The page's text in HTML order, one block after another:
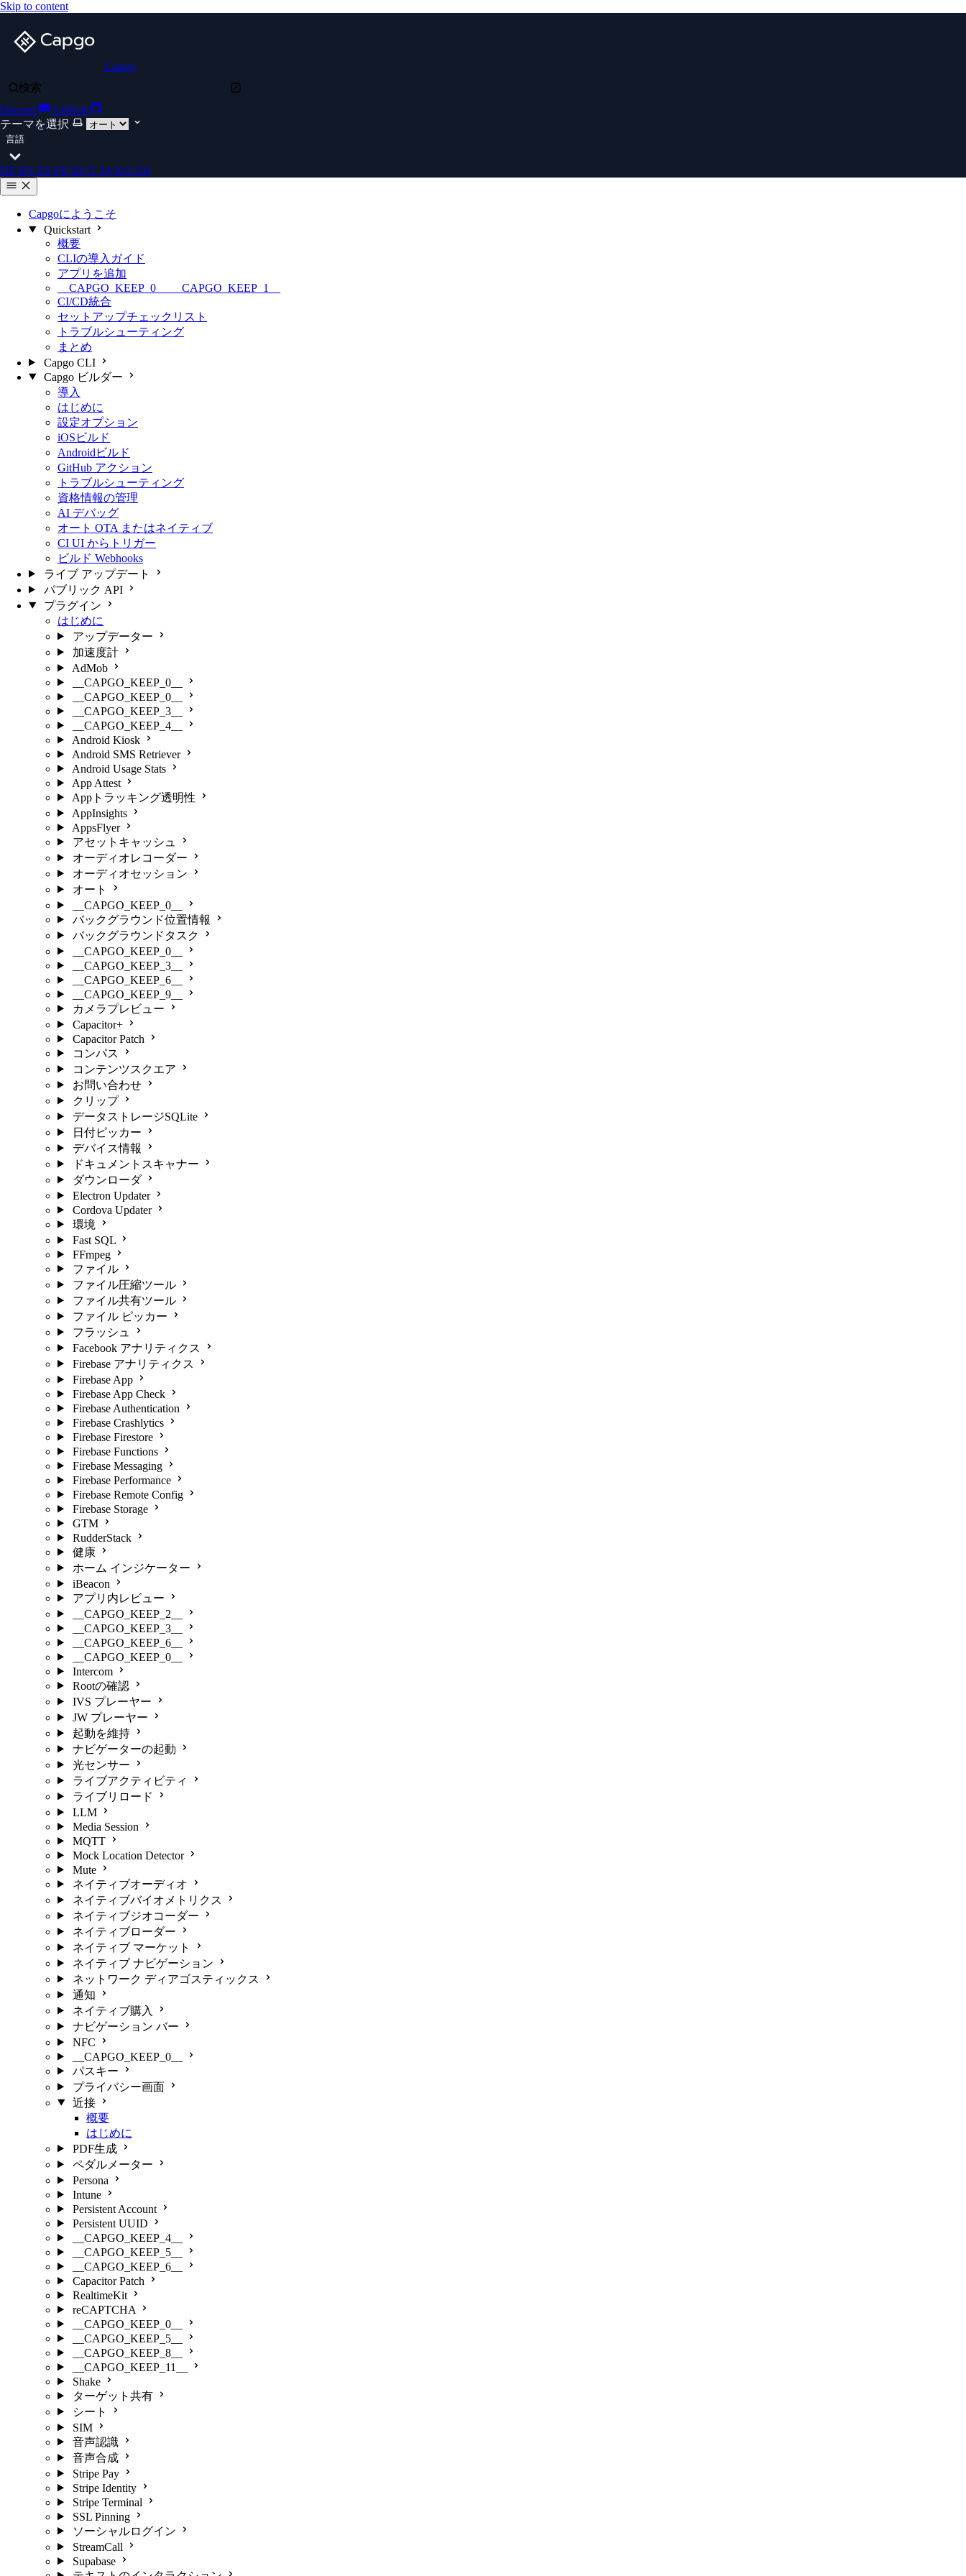
Skip to content
Capgo
検索
Discord
GitHub
テーマを選択
言語
DE EN ES FR ID IT JA KO ZH
Capgoにようこそ
Quickstart
概要
CLIの導入ガイド
アプリを追加
__CAPGO_KEEP_0__ __CAPGO_KEEP_1__
CI/CD統合
セットアップチェックリスト
トラブルシューティング
まとめ
Capgo CLI
Capgo ビルダー
導入
はじめに
設定オプション
iOSビルド
Androidビルド
GitHub アクション
トラブルシューティング
資格情報の管理
AI デバッグ
オート OTA またはネイティブ
CI UI からトリガー
ビルド Webhooks
ライブ アップデート
パブリック API
プラグイン
はじめに
アップデーター
加速度計
AdMob
__CAPGO_KEEP_0__
__CAPGO_KEEP_0__
__CAPGO_KEEP_3__
__CAPGO_KEEP_4__
Android Kiosk
Android SMS Retriever
Android Usage Stats
App Attest
Appトラッキング透明性
AppInsights
AppsFlyer
アセットキャッシュ
オーディオレコーダー
オーディオセッション
オート
__CAPGO_KEEP_0__
バックグラウンド位置情報
バックグラウンドタスク
__CAPGO_KEEP_0__
__CAPGO_KEEP_3__
__CAPGO_KEEP_6__
__CAPGO_KEEP_9__
カメラプレビュー
Capacitor+
Capacitor Patch
コンパス
コンテンツスクエア
お問い合わせ
クリップ
データストレージSQLite
日付ピッカー
デバイス情報
ドキュメントスキャナー
ダウンローダ
Electron Updater
Cordova Updater
環境
Fast SQL
FFmpeg
ファイル
ファイル圧縮ツール
ファイル共有ツール
ファイル ピッカー
フラッシュ
Facebook アナリティクス
Firebase アナリティクス
Firebase App
Firebase App Check
Firebase Authentication
Firebase Crashlytics
Firebase Firestore
Firebase Functions
Firebase Messaging
Firebase Performance
Firebase Remote Config
Firebase Storage
GTM
RudderStack
健康
ホーム インジケーター
iBeacon
アプリ内レビュー
__CAPGO_KEEP_2__
__CAPGO_KEEP_3__
__CAPGO_KEEP_6__
__CAPGO_KEEP_0__
Intercom
Rootの確認
IVS プレーヤー
JW プレーヤー
起動を維持
ナビゲーターの起動
光センサー
ライブアクティビティ
ライブリロード
LLM
Media Session
MQTT
Mock Location Detector
Mute
ネイティブオーディオ
ネイティブバイオメトリクス
ネイティブジオコーダー
ネイティブローダー
ネイティブ マーケット
ネイティブ ナビゲーション
ネットワーク ディアゴスティックス
通知
ネイティブ購入
ナビゲーション バー
NFC
__CAPGO_KEEP_0__
パスキー
プライバシー画面
近接
概要
はじめに
PDF生成
ペダルメーター
Persona
Intune
Persistent Account
Persistent UUID
__CAPGO_KEEP_4__
__CAPGO_KEEP_5__
__CAPGO_KEEP_6__
Capacitor Patch
RealtimeKit
reCAPTCHA
__CAPGO_KEEP_0__
__CAPGO_KEEP_5__
__CAPGO_KEEP_8__
__CAPGO_KEEP_11__
Shake
ターゲット共有
シート
SIM
音声認識
音声合成
Stripe Pay
Stripe Identity
Stripe Terminal
SSL Pinning
ソーシャルログイン
StreamCall
Supabase